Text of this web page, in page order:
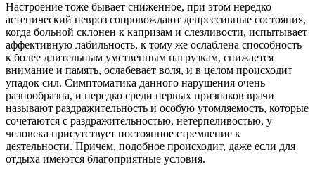
Настроение тоже бывает сниженное, при этом нередко
астенический невроз сопровождают депрессивные состояния,
когда больной склонен к капризам и слезливости, испытывает
аффективную лабильность, к тому же ослаблена способность
к более длительным умственным нагрузкам, снижается
внимание и память, ослабевает воля, и в целом происходит
упадок сил. Симптоматика данного нарушения очень
разнообразна, и нередко среди первых признаков врачи
называют раздражительность и особую утомляемость, которые
сочетаются с раздражительностью, нетерпеливостью, у
человека присутствует постоянное стремление к
деятельности. Причем, подобное происходит, даже если для
отдыха имеются благоприятные условия.